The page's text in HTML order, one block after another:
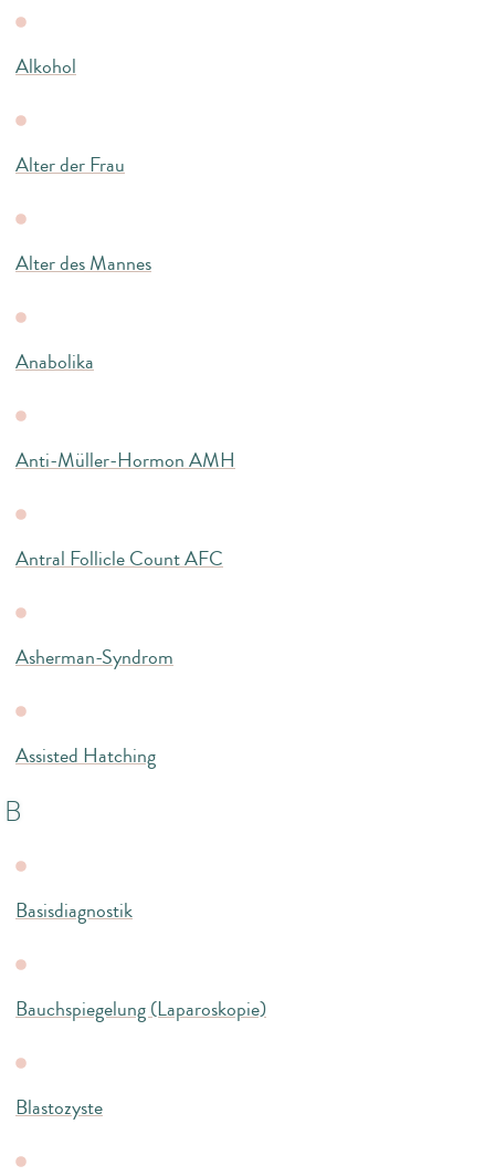
Alkohol
Alter der Frau
Alter des Mannes
Anabolika
Anti-Müller-Hormon AMH
Antral Follicle Count AFC
Asherman-Syndrom
Assisted Hatching
B
Basisdiagnostik
Bauchspiegelung (Laparoskopie)
Blastozyste